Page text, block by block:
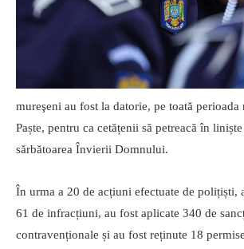
mureşeni au fost la datorie, pe toată perioada
Paște, pentru ca cetățenii să petreacă în
sărbătoarea Învierii Domnului.
În urma a 20 de acțiuni efectuate de polițiști,
61 de infracțiuni, au fost aplicate 340 de
contravenționale și au fost reținute 18